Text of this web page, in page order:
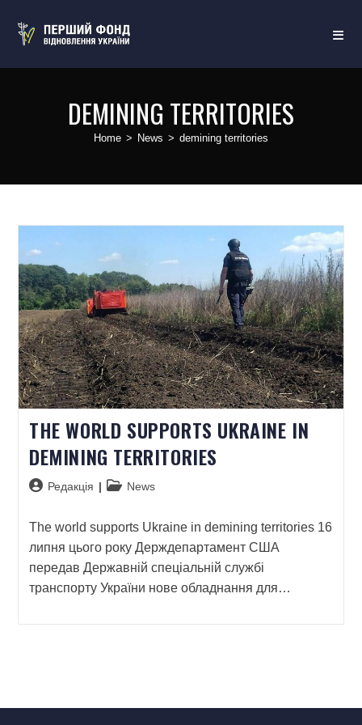
DEMINING TERRITORIES
Home > News > demining territories
THE WORLD SUPPORTS UKRAINE IN
DEMINING TERRITORIES
Редакція News
The world supports Ukraine in demining territories 16
липня цього року Держдепартамент США
передав Державній спеціальній службі
транспорту України нове обладнання для…